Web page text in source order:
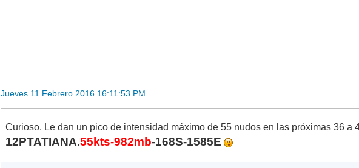
Jueves 11 Febrero 2016 16:11:53 PM
Curioso. Le dan un pico de intensidad máximo de 55 nudos en las próximas 36 a
12PTATIANA.55kts-982mb-168S-1585E